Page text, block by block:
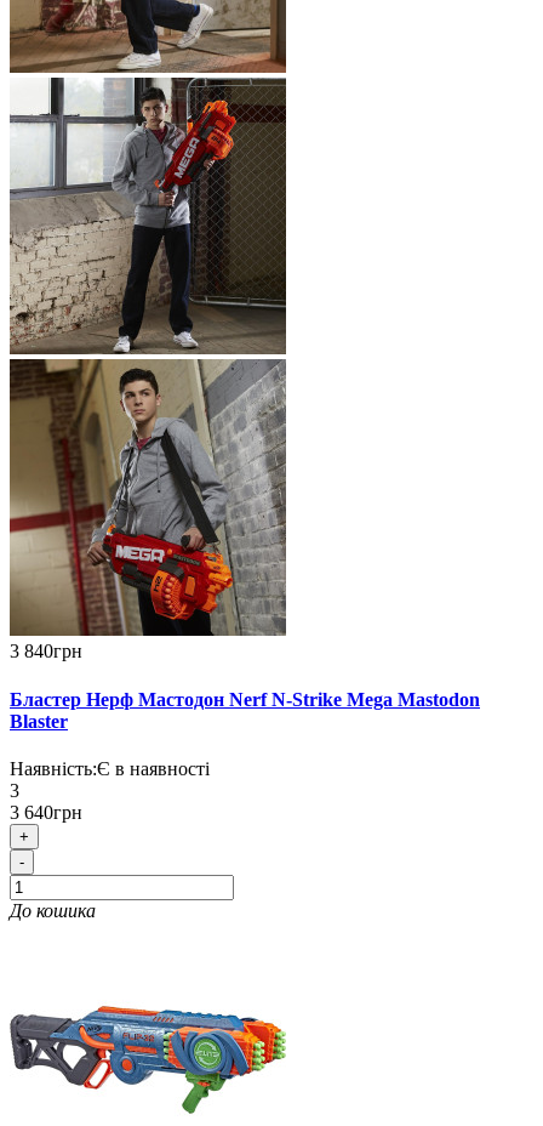
3 840грн
Бластер Нерф Мастодон Nerf N-Strike Mega Mastodon
Blaster
Наявність:Є в наявності
3
3 640грн
+
-
До кошика